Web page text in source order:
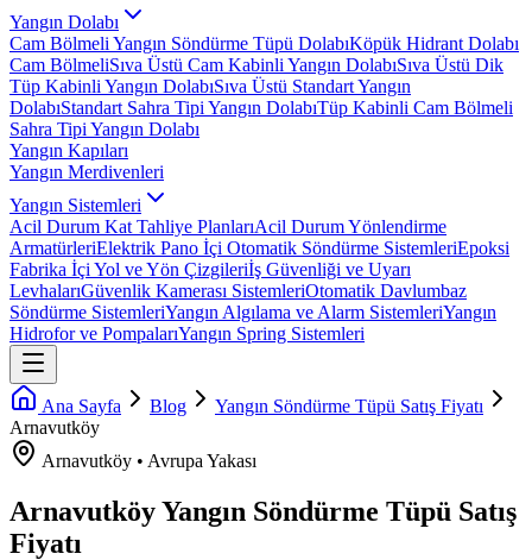
Yangın Dolabı
Cam Bölmeli Yangın Söndürme Tüpü DolabıKöpük Hidrant Dolabı
Cam BölmeliSıva Üstü Cam Kabinli Yangın DolabıSıva Üstü Dik
Tüp Kabinli Yangın DolabıSıva Üstü Standart Yangın
DolabıStandart Sahra Tipi Yangın DolabıTüp Kabinli Cam Bölmeli
Sahra Tipi Yangın Dolabı
Yangın Kapıları
Yangın Merdivenleri
Yangın Sistemleri
Acil Durum Kat Tahliye PlanlarıAcil Durum Yönlendirme
ArmatürleriElektrik Pano İçi Otomatik Söndürme SistemleriEpoksi
Fabrika İçi Yol ve Yön Çizgileriİş Güvenliği ve Uyarı
LevhalarıGüvenlik Kamerası SistemleriOtomatik Davlumbaz
Söndürme SistemleriYangın Algılama ve Alarm SistemleriYangın
Hidrofor ve PompalarıYangın Spring Sistemleri
Ana Sayfa Blog
Yangın Söndürme Tüpü Satış Fiyatı
Arnavutköy
Arnavutköy • Avrupa Yakası
Arnavutköy Yangın Söndürme Tüpü Satış
Fiyatı